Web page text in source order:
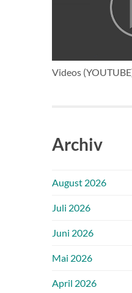
Videos
Archiv
August 2026
Juli 2026
Juni 2026
Mai 2026
April 2026